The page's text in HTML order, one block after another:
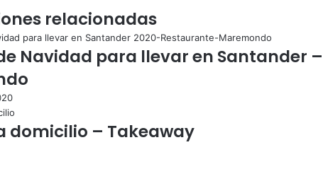
relacionadas
Navidad para llevar en Santander –
domicilio – Takeaway